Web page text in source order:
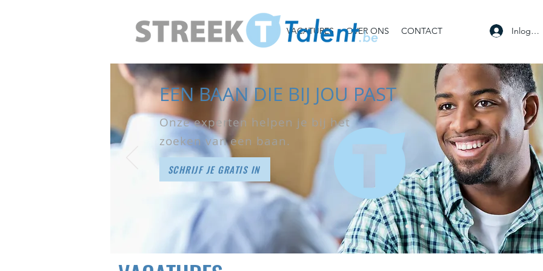
VACATURES OVER ONS CONTACT
EEN BAAN DIE BIJ JOU PAST
Onze experten helpen je bij het
zoeken van een baan.
SCHRIJF JE GRATIS IN